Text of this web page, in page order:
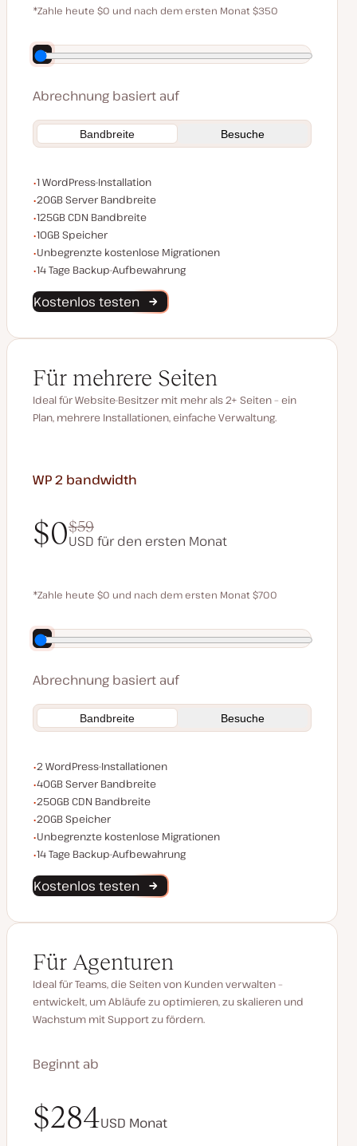
$30
*Zahle heute $0 und nach dem ersten Monat $350
Spare 70 $, indem du jährlich bezahlst
Abrechnung basiert auf
Bandbreite Besuche
WordPress-Installationen
1 WordPress-Installation
Server Bandbreite
20GB Server Bandbreite
CDN Bandbreite
125GB CDN Bandbreite
Speicherplatz
10GB Speicher
Unbegrenzte Migrationen
Unbegrenzte kostenlose Migrationen
Backup-Aufbewahrung
14 Tage Backup-Aufbewahrung
Kostenlos testen
Für mehrere Seiten
Ideal für Website-Besitzer mit mehr als 2+ Seiten – ein
Plan, mehrere Installationen, einfache Verwaltung.
WP 2 bandwidth
$0$59
USD für den ersten Monat
$59
*Zahle heute $0 und nach dem ersten Monat $700
Spare 140 $, indem du jährlich bezahlst
Abrechnung basiert auf
Bandbreite Besuche
WordPress-Installationen
2 WordPress-Installationen
Server Bandbreite
40GB Server Bandbreite
CDN Bandbreite
250GB CDN Bandbreite
Speicherplatz
20GB Speicher
Unbegrenzte Migrationen
Unbegrenzte kostenlose Migrationen
Backup-Aufbewahrung
14 Tage Backup-Aufbewahrung
Kostenlos testen
Für Agenturen
Ideal für Teams, die Seiten von Kunden verwalten –
entwickelt, um Abläufe zu optimieren, zu skalieren und
Wachstum mit Support zu fördern.
Beginnt ab
$340USDMonat
$284USD Monat